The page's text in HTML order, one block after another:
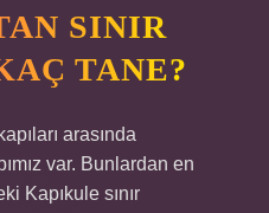
SINIR
TANE?
arasında
var. Bunlardan en
Kapıkule sınır